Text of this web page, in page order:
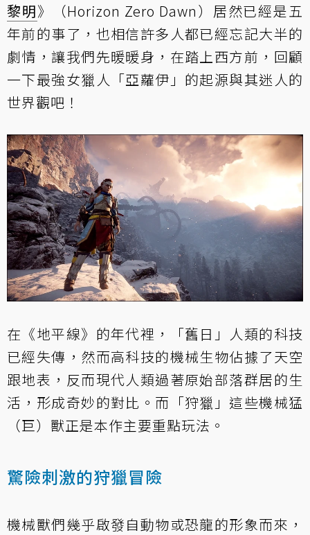
黎明》（Horizon Zero Dawn）居然已經是五
年前的事了，也相信許多人都已經忘記大半的
劇情，讓我們先暖暖身，在踏上西方前，回顧
一下最強女獵人「亞蘿伊」的起源與其迷人的
世界觀吧！
在《地平線》的年代裡，「舊日」人類的科技
已經失傳，然而高科技的機械生物佔據了天空
跟地表，反而現代人類過著原始部落群居的生
活，形成奇妙的對比。而「狩獵」這些機械猛
（巨）獸正是本作主要重點玩法。
驚險刺激的狩獵冒險
機械獸們幾乎啟發自動物或恐龍的形象而來，